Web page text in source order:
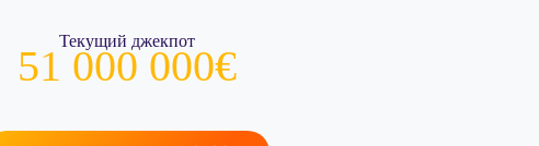
Текущий джекпот
51 000 000€